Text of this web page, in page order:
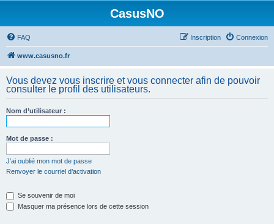
CasusNO
FAQ Connexion
Inscription
www.casusno.fr
Vous devez vous inscrire et vous connecter afin de pouvoir
consulter le profil des utilisateurs.
Nom d’utilisateur :
Mot de passe :
J’ai oublié mon mot de passe
Renvoyer le courriel d’activation
Se souvenir de moi
Masquer ma présence lors de cette session